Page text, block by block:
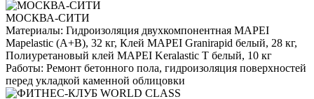
МОСКВА-СИТИ
Материалы: Гидроизоляция двухкомпонентная MAPEI
Mapelastic (А+B), 32 кг, Клей MAPEI Granirapid белый, 28 кг,
Полиуретановый клей MAPEI Keralastic T белый, 10 кг
Работы: Ремонт бетонного пола, гидроизоляция поверхностей
перед укладкой каменной облицовки